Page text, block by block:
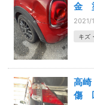
金
2021/
キズ
高
傷